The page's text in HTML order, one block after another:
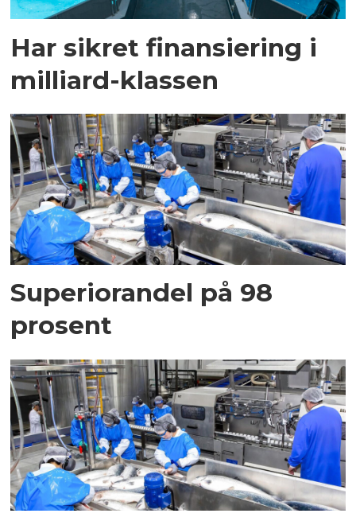
Har sikret finansiering i
milliard-klassen
Superiorandel på 98
prosent